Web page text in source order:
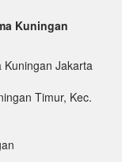
Kuningan
Jakarta
Timur, Kec.